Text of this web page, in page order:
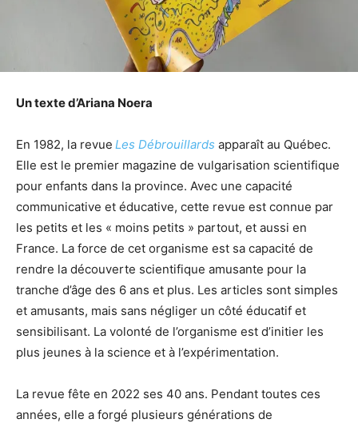
Un texte d’Ariana Noera
En 1982, la revue Les Débrouillards apparaît au Québec.
Elle est le premier magazine de vulgarisation scientifique
pour enfants dans la province. Avec une capacité
communicative et éducative, cette revue est connue par
les petits et les « moins petits » partout, et aussi en
France. La force de cet organisme est sa capacité de
rendre la découverte scientifique amusante pour la
tranche d’âge des 6 ans et plus. Les articles sont simples
et amusants, mais sans négliger un côté éducatif et
sensibilisant. La volonté de l’organisme est d’initier les
plus jeunes à la science et à l’expérimentation.
La revue fête en 2022 ses 40 ans. Pendant toutes ces
années, elle a forgé plusieurs générations de